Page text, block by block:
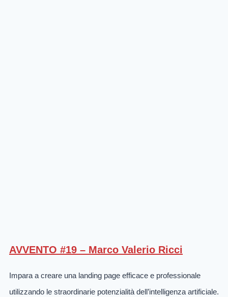
AVVENTO #19 – Marco Valerio Ricci
Impara a creare una landing page efficace e professionale
utilizzando le straordinarie potenzialità dell’intelligenza artificiale.